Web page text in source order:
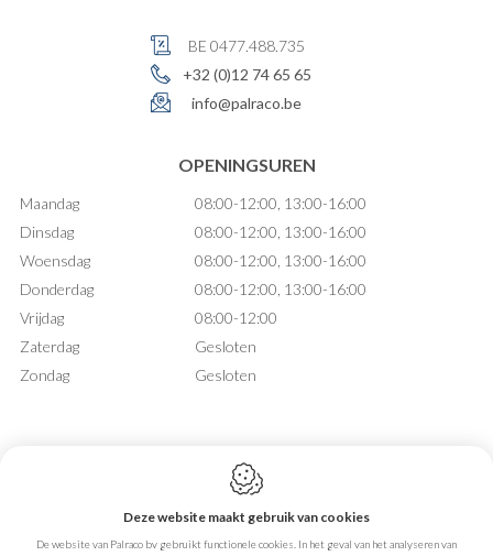
BE 0477.488.735
+32 (0)12 74 65 65
info@palraco.be
OPENINGSUREN
Maandag
08:00-12:00, 13:00-16:00
Dinsdag
08:00-12:00, 13:00-16:00
Woensdag
08:00-12:00, 13:00-16:00
Donderdag
08:00-12:00, 13:00-16:00
Vrijdag
08:00-12:00
Zaterdag
Gesloten
Zondag
Gesloten
Webdesign by IDcreation 2026
Cookie policy
Deze website maakt gebruik van cookies
De website van Palraco bv gebruikt functionele cookies. In het geval van het analyseren van